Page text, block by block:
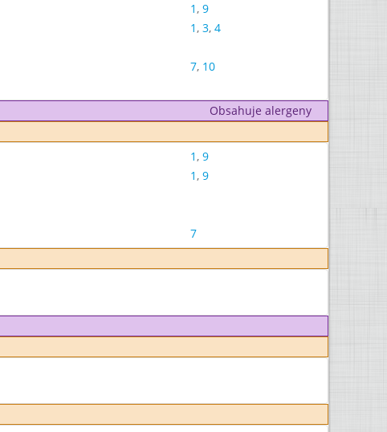
1, 9
1, 3, 4
7, 10
Obsahuje alergeny
1, 9
1, 9
7